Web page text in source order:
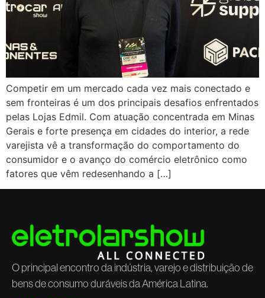
Competir em um mercado cada vez mais conectado e
sem fronteiras é um dos principais desafios enfrentados
pelas Lojas Edmil. Com atuação concentrada em Minas
Gerais e forte presença em cidades do interior, a rede
varejista vê a transformação do comportamento do
consumidor e o avanço do comércio eletrônico como
fatores que vêm redesenhando a […]
O principal encontro da indústria, varejo e distribuição de
bens de consumo duráveis da América Latina.